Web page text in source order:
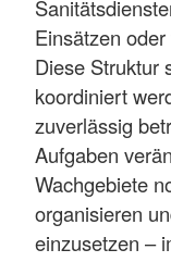
Einsätzen
Diese Struktur
koordiniert
zuverlässig
Aufgaben
Wachgebiete
organisieren
einzusetzen –